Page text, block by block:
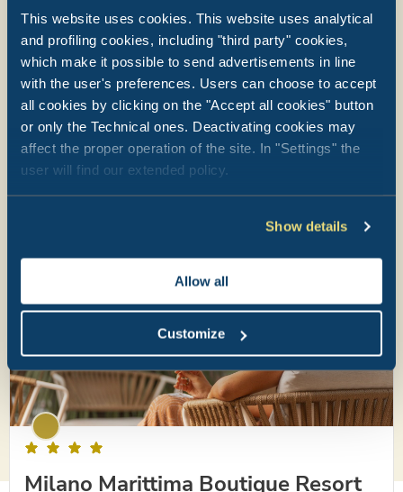
This website uses cookies. This website uses analytical
and profiling cookies, including "third party" cookies,
which make it possible to send advertisements in line
with the user's preferences. Users can choose to accept
all cookies by clicking on the "Accept all cookies" button
or only the Technical ones. Deactivating cookies may
affect the proper operation of the site. In "Settings" the
user will find our extended policy.
Show details
Allow all
Customize
Punta Marina - Ravenna
Wspaniała wioska na plaży we współpracy z Sentido, położona
bezpośrednio na plaży Punta Marina
Wioska nadmorska z ekskluzywnymi kwaterami, kilka kroków od
plaży
Wioska dla par i rodzin poszukujących oryginalnych doświadczeń
wellness
Duży taras panoramiczny z widokiem na morze – idealne miejsce na
aperitivo o zachodzie słońca
Milano Marittima Boutique Resort